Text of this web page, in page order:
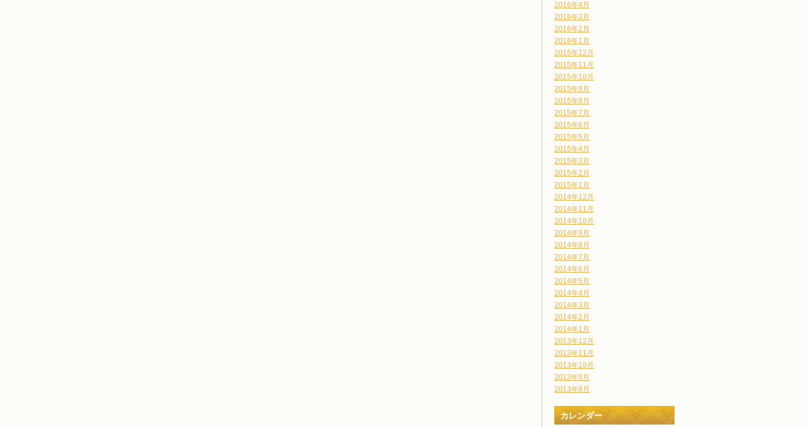
2016年4月
2016年3月
2016年2月
2016年1月
2015年12月
2015年11月
2015年10月
2015年9月
2015年8月
2015年7月
2015年6月
2015年5月
2015年4月
2015年3月
2015年2月
2015年1月
2014年12月
2014年11月
2014年10月
2014年9月
2014年8月
2014年7月
2014年6月
2014年5月
2014年4月
2014年3月
2014年2月
2014年1月
2013年12月
2013年11月
2013年10月
2013年9月
2013年8月
カレンダー